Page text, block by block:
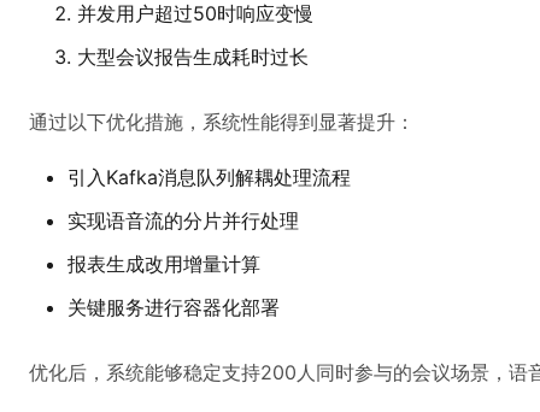
并发用户超过50时响应变慢
大型会议报告生成耗时过长
通过以下优化措施，系统性能得到显著提升：
引入Kafka消息队列解耦处理流程
实现语音流的分片并行处理
报表生成改用增量计算
关键服务进行容器化部署
优化后，系统能够稳定支持200人同时参与的会议场景，